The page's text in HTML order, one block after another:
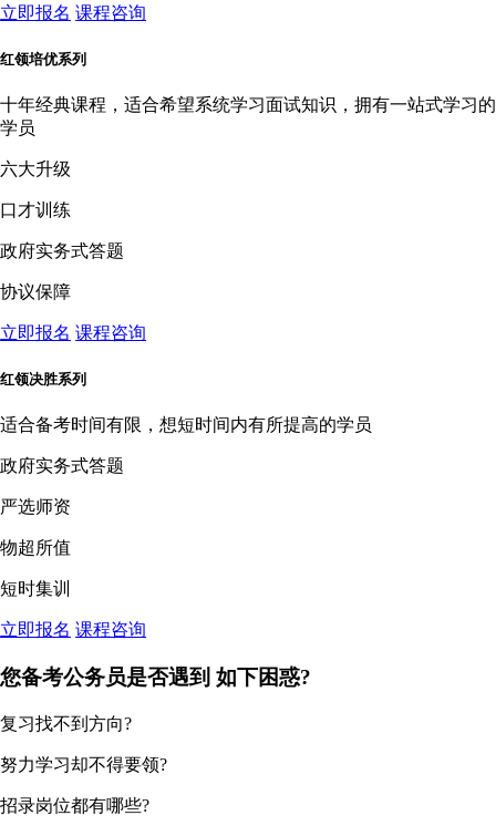
立即报名 课程咨询
红领培优系列
十年经典课程，适合希望系统学习面试知识，拥有一站式学习的
学员
六大升级
口才训练
政府实务式答题
协议保障
立即报名 课程咨询
红领决胜系列
适合备考时间有限，想短时间内有所提高的学员
政府实务式答题
严选师资
物超所值
短时集训
立即报名 课程咨询
您备考公务员是否遇到 如下困惑?
复习找不到方向?
努力学习却不得要领?
招录岗位都有哪些?